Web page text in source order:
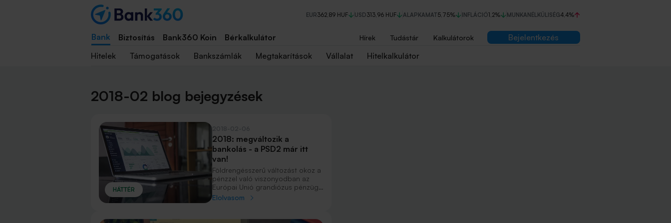
EUR362,89 HUF USD313,96 HUF ALAPKAMAT5,75% INFLÁCIÓ1,2% MUNKANÉLKÜLISÉG4,4%
Bank Biztosítás Bank360 Koin Bérkalkulátor Hírek Tudástár Kalkulátorok
Bejelentkezés
Hitelek
Támogatások Bankszámlák Megtakarítások Vállalat Hitelkalkulátor
2018-02 blog bejegyzések
HÁTTÉR
2018: megváltozik a
bankolás - a PSD2 már itt
van!
Földrengésszerű változást okoz a
pénzzel való viszonyodban az
Európai Unió grandiózus pénzügyi
módosítása, a PSD2. A rövidítést
akik tényleg tudják, hogy miről is
Elolvasom